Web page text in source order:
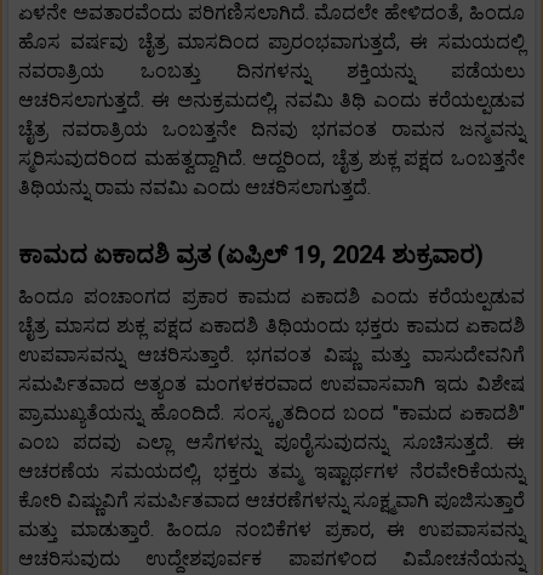
ಏಳನೇ ಅವತಾರವೆಂದು ಪರಿಗಣಿಸಲಾಗಿದೆ. ಮೊದಲೇ ಹೇಳಿದಂತೆ, ಹಿಂದೂ
ಹೊಸ ವರ್ಷವು ಚೈತ್ರ ಮಾಸದಿಂದ ಪ್ರಾರಂಭವಾಗುತ್ತದೆ, ಈ ಸಮಯದಲ್ಲಿ
ನವರಾತ್ರಿಯ ಒಂಬತ್ತು ದಿನಗಳನ್ನು ಶಕ್ತಿಯನ್ನು ಪಡೆಯಲು
ಆಚರಿಸಲಾಗುತ್ತದೆ. ಈ ಅನುಕ್ರಮದಲ್ಲಿ, ನವಮಿ ತಿಥಿ ಎಂದು ಕರೆಯಲ್ಪಡುವ
ಚೈತ್ರ ನವರಾತ್ರಿಯ ಒಂಬತ್ತನೇ ದಿನವು ಭಗವಂತ ರಾಮನ ಜನ್ಮವನ್ನು
ಸ್ಮರಿಸುವುದರಿಂದ ಮಹತ್ವದ್ದಾಗಿದೆ. ಆದ್ದರಿಂದ, ಚೈತ್ರ ಶುಕ್ಲ ಪಕ್ಷದ ಒಂಬತ್ತನೇ
ತಿಥಿಯನ್ನು ರಾಮ ನವಮಿ ಎಂದು ಆಚರಿಸಲಾಗುತ್ತದೆ.
ಕಾಮದ ಏಕಾದಶಿ ವ್ರತ (ಏಪ್ರಿಲ್ 19, 2024 ಶುಕ್ರವಾರ)
ಹಿಂದೂ ಪಂಚಾಂಗದ ಪ್ರಕಾರ ಕಾಮದ ಏಕಾದಶಿ ಎಂದು ಕರೆಯಲ್ಪಡುವ
ಚೈತ್ರ ಮಾಸದ ಶುಕ್ಲ ಪಕ್ಷದ ಏಕಾದಶಿ ತಿಥಿಯಂದು ಭಕ್ತರು ಕಾಮದ ಏಕಾದಶಿ
ಉಪವಾಸವನ್ನು ಆಚರಿಸುತ್ತಾರೆ. ಭಗವಂತ ವಿಷ್ಣು ಮತ್ತು ವಾಸುದೇವನಿಗೆ
ಸಮರ್ಪಿತವಾದ ಅತ್ಯಂತ ಮಂಗಳಕರವಾದ ಉಪವಾಸವಾಗಿ ಇದು ವಿಶೇಷ
ಪ್ರಾಮುಖ್ಯತೆಯನ್ನು ಹೊಂದಿದೆ. ಸಂಸ್ಕೃತದಿಂದ ಬಂದ "ಕಾಮದ ಏಕಾದಶಿ"
ಎಂಬ ಪದವು ಎಲ್ಲಾ ಆಸೆಗಳನ್ನು ಪೂರೈಸುವುದನ್ನು ಸೂಚಿಸುತ್ತದೆ. ಈ
ಆಚರಣೆಯ ಸಮಯದಲ್ಲಿ, ಭಕ್ತರು ತಮ್ಮ ಇಷ್ಟಾರ್ಥಗಳ ನೆರವೇರಿಕೆಯನ್ನು
ಕೋರಿ ವಿಷ್ಣುವಿಗೆ ಸಮರ್ಪಿತವಾದ ಆಚರಣೆಗಳನ್ನು ಸೂಕ್ಷ್ಮವಾಗಿ ಪೂಜಿಸುತ್ತಾರೆ
ಮತ್ತು ಮಾಡುತ್ತಾರೆ. ಹಿಂದೂ ನಂಬಿಕೆಗಳ ಪ್ರಕಾರ, ಈ ಉಪವಾಸವನ್ನು
ಆಚರಿಸುವುದು ಉದ್ದೇಶಪೂರ್ವಕ ಪಾಪಗಳಿಂದ ವಿಮೋಚನೆಯನ್ನು